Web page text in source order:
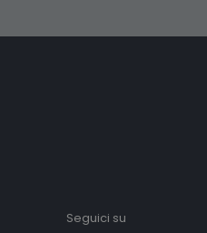
Seguici su